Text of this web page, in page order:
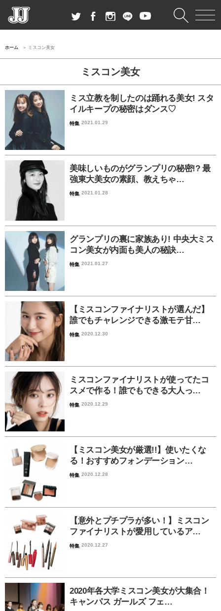
ホーム ミスコン美女
ミスコン美女
ミス立教を制したのは踊れる美女! スタ
イルキープの秘密はダンス♡
特集 2021.01.29
美味しいものがグランプリの秘密!? 最
強東大美女の素顔、教えちゃ…
特集 2021.01.28
グランプリの裏に家族あり! 中央大ミス
コン美女が内面も美人の秘訣…
特集 2021.01.27
【ミスコンファイナリストが選んだ】
誰でもチャレンジできる激モテ甘…
特集 2020.12.30
ミスコンファイナリストが使ってたコ
スメで作る！誰でもできる大人っ…
特集 2020.12.29
【ミスコン美女が厳選!!】使いたくな
る！おすすめフォンデーション…
特集 2020.12.28
【意外とプチプラが多い！】ミスコン
ファイナリストが愛用しているア…
特集 2020.12.27
2020年各大学ミスコン美女が大集合！
キャンパス ガールズ フェ…